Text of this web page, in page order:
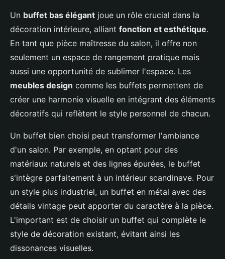
Un buffet bas élégant joue un rôle crucial dans la
décoration intérieure, alliant fonction et esthétique.
En tant que pièce maîtresse du salon, il offre non
seulement un espace de rangement pratique mais
aussi une opportunité de sublimer l'espace. Les
meubles design comme les buffets permettent de
créer une harmonie visuelle en intégrant des éléments
décoratifs qui reflètent le style personnel de chacun.
Un buffet bien choisi peut transformer l'ambiance
d'un salon. Par exemple, en optant pour des
matériaux naturels et des lignes épurées, le buffet
s'intègre parfaitement à un intérieur scandinave. Pour
un style plus industriel, un buffet en métal avec des
détails vintage peut apporter du caractère à la pièce.
L'important est de choisir un buffet qui complète le
style de décoration existant, évitant ainsi les
dissonances visuelles.